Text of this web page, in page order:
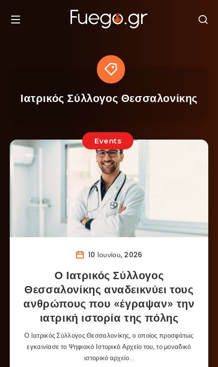
Ιατρικός Σύλλογος Θεσσαλονίκης
Events
10 Ιουνίου, 2026
Ο Ιατρικός Σύλλογος
Θεσσαλονίκης αναδεικνύει τους
ανθρώπους που «έγραψαν» την
ιατρική ιστορία της πόλης
Ο Ιατρικός Σύλλογος Θεσσαλονίκης, ο οποίος προσφάτως
εγκαινίασε το Ψηφιακό Ιστορικό Αρχείο του, το μοναδικό
ιστορικό αρχείο…